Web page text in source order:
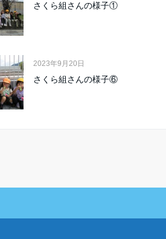
さくら組さんの様子①
2023年9月20日
さくら組さんの様子⑥